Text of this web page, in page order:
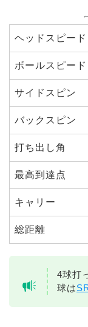
ヘッドスピード
ボールスピード
サイドスピン
バックスピン
打ち出し角
最高到達点
キャリー
総距離
4球打
球は